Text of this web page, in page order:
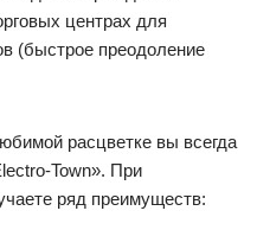
центрах для
(быстрое преодоление
расцветке вы всегда
Town». При
ряд преимуществ: